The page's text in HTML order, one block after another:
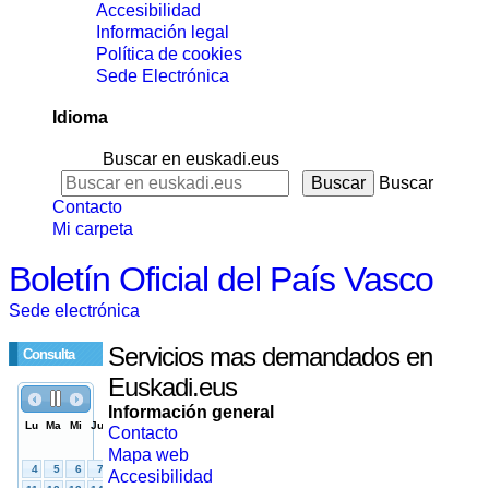
Accesibilidad
Información legal
Política de cookies
Sede Electrónica
Idioma
Buscar en euskadi.eus
Buscar
Contacto
Mi carpeta
Boletín Oficial del País Vasco
Sede electrónica
Consulta
Servicios mas demandados en
Euskadi.eus
Información general
Contacto
Mapa web
Accesibilidad